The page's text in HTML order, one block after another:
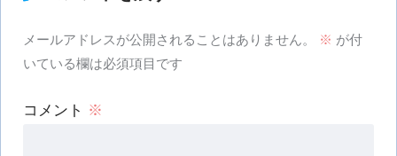
メールアドレスが公開されることはありません。 ※ が付
いている欄は必須項目です
コメント ※